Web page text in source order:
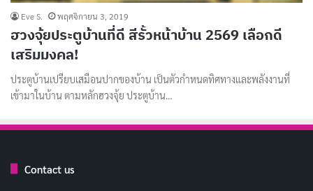
Eve S. พฤศจิกายน 3, 2019
ฮวงจุ้ยประตูบ้านที่ดี สีรั้วหน้าบ้าน 2569 เลือกดี
เสริมมงคล!
ประตูบ้านเปรียบเสมือนปากของบ้าน เป็นตัวกำหนดทิศทางและพลังงานที่
เข้ามาในบ้าน ตามหลักฮวงจุ้ย ประตูบ้าน…
Contact us